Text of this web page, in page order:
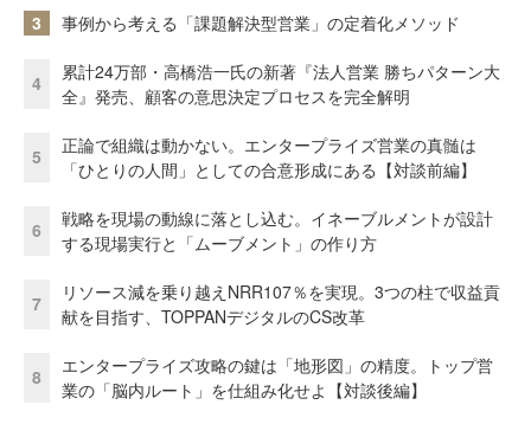
3 事例から考える「課題解決型営業」の定着化メソッド
4
累計24万部・高橋浩一氏の新著『法人営業 勝ちパターン大
全』発売、顧客の意思決定プロセスを完全解明
5
正論で組織は動かない。エンタープライズ営業の真髄は
「ひとりの人間」としての合意形成にある【対談前編】
6
戦略を現場の動線に落とし込む。イネーブルメントが設計
する現場実行と「ムーブメント」の作り方
7
リソース減を乗り越えNRR107％を実現。3つの柱で収益貢
献を目指す、TOPPANデジタルのCS改革
8
エンタープライズ攻略の鍵は「地形図」の精度。トップ営
業の「脳内ルート」を仕組み化せよ【対談後編】